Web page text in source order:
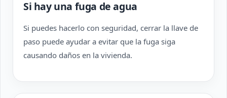
Si hay una fuga de agua
Si puedes hacerlo con seguridad, cerrar la llave de
paso puede ayudar a evitar que la fuga siga
causando daños en la vivienda.